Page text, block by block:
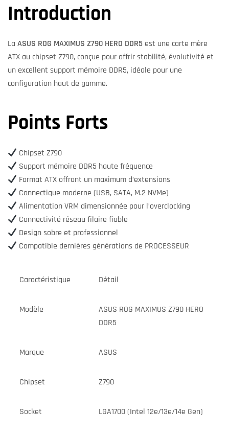
Introduction
La ASUS ROG MAXIMUS Z790 HERO DDR5 est une carte mère
ATX au chipset Z790, conçue pour offrir stabilité, évolutivité et
un excellent support mémoire DDR5, idéale pour une
configuration haut de gamme.
Points Forts
Chipset Z790
Support mémoire DDR5 haute fréquence
Format ATX offrant un maximum d’extensions
Connectique moderne (USB, SATA, M.2 NVMe)
Alimentation VRM dimensionnée pour l’overclocking
Connectivité réseau filaire fiable
Design sobre et professionnel
Compatible dernières générations de PROCESSEUR
Caractéristique Détail
Modèle
ASUS ROG MAXIMUS Z790 HERO
DDR5
Marque ASUS
Chipset Z790
Socket LGA1700 (Intel 12e/13e/14e Gen)